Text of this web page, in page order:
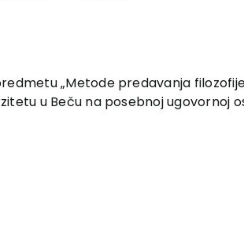
„Metode predavanja
u Beču na posebnoj ugovornoj